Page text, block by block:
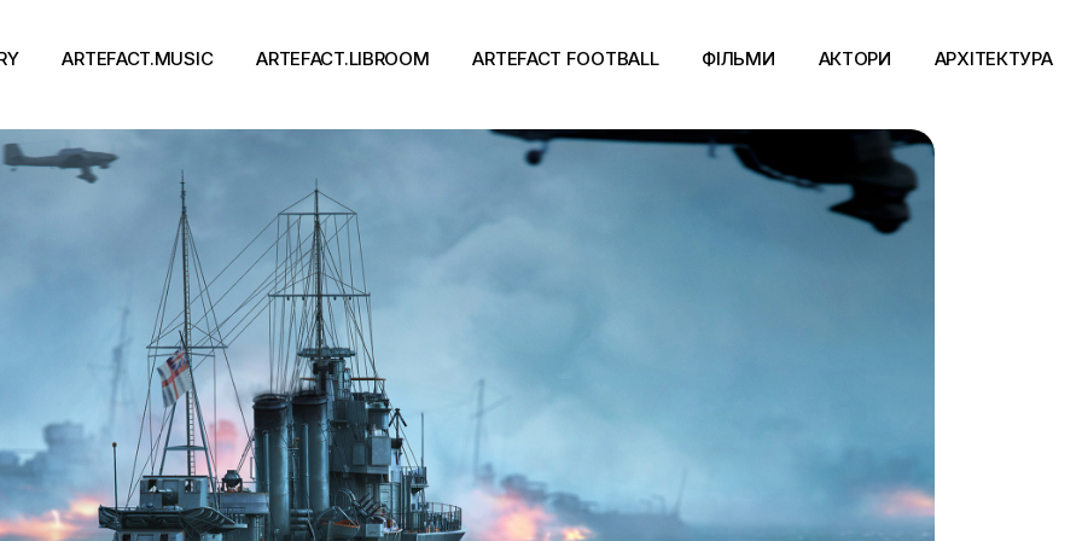
ARTEFACT.MUSIC
Виконавці
ARTEFACT.LIBROOM
Письменники
Події
ARTEFACT FOOTBALL ФІЛЬМИ АКТОРИ АРХІТЕКТУРА